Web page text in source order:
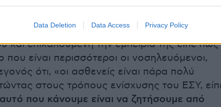
Data Deletion Data Access Privacy Policy
την πίεση στο ΕΣΥκαι κυρίως στο
και επικαλούμενη την εμπειρία της είπε πως
που είναι περισσότεροι οι νοσηλευόμενοι,
ότι, «οι ασθενείς είναι πάρα πολύ
στους τρόπους ενίσχυσης του ΕΣΥ,
που κάνουμε είναι να ζητήσουμε από